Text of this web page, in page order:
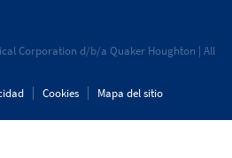
Corporation d/b/a Quaker Houghton | All
Cookies Mapa del sitio